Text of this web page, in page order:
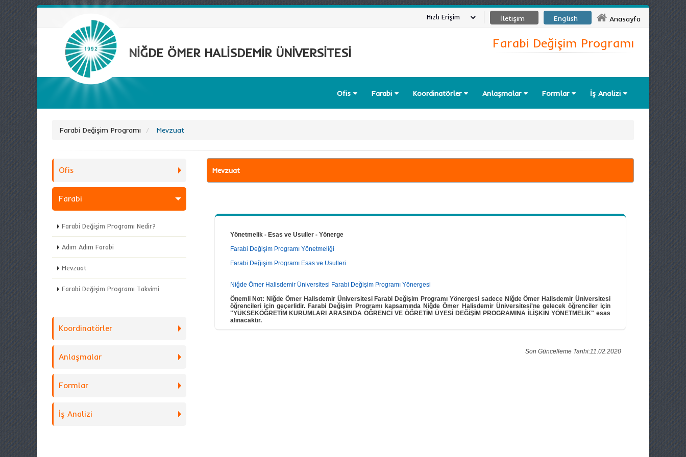
Anasayfa
English
İletişim
Hızlı Erişim
NİĞDE ÖMER HALİSDEMİR ÜNİVERSİTESİ
Farabi Değişim Programı
Ofis Farabi Koordinatörler Anlaşmalar Formlar İş Analizi
Farabi Değişim Programı Mevzuat
Ofis
Farabi
Farabi Değişim Programı Nedir?
Adım Adım Farabi
Mevzuat
Farabi Değişim Programı Takvimi
Koordinatörler
Anlaşmalar
Formlar
İş Analizi
Mevzuat
Yönetmelik - Esas ve Usuller - Yönerge
Farabi Değişim Programı Yönetmeliği
Farabi Değişim Programı Esas ve Usulleri
Niğde Ömer Halisdemir Üniversitesi Farabi Değişim Programı Yönergesi
Önemli Not: Niğde Ömer Halisdemir Üniversitesi Farabi Değişim Programı Yönergesi sadece Niğde Ömer Halisdemir Üniversitesi
öğrencileri için geçerlidir. Farabi Değişim Programı kapsamında Niğde Ömer Halisdemir Üniversitesi'ne gelecek öğrenciler için
"YÜKSEKÖĞRETİM KURUMLARI ARASINDAÖĞRENCİ VE ÖĞRETİM ÜYESİ DEĞİŞİM PROGRAMINA İLİŞKİN YÖNETMELİK" esas
alınacaktır.
Son Güncelleme Tarihi:11.02.2020